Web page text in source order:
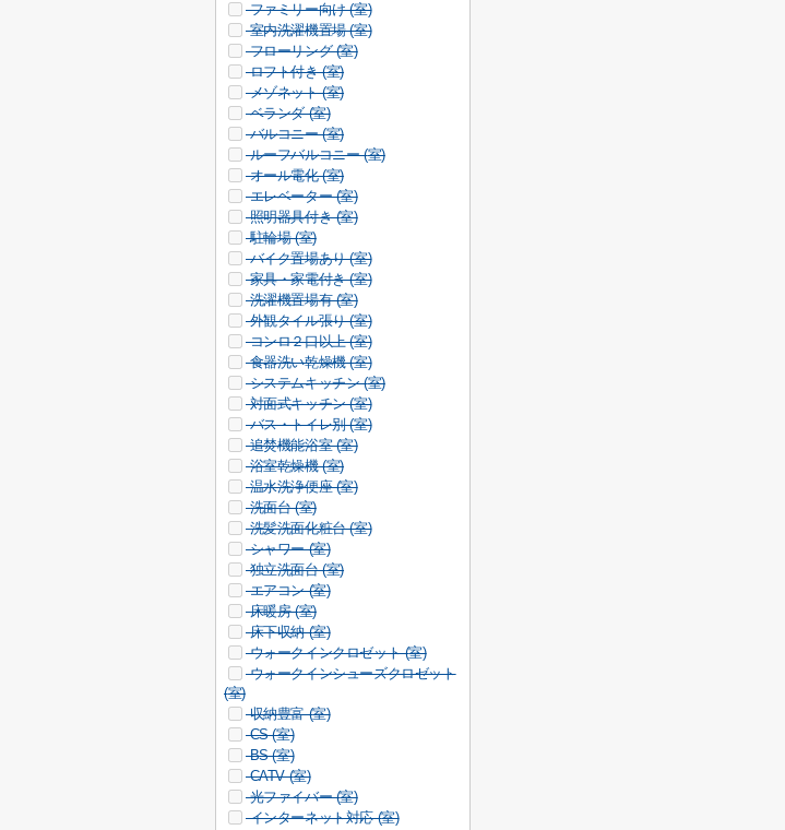
ファミリー向け (室)
室内洗濯機置場 (室)
フローリング (室)
ロフト付き (室)
メゾネット (室)
ベランダ (室)
バルコニー (室)
ルーフバルコニー (室)
オール電化 (室)
エレベーター (室)
照明器具付き (室)
駐輪場 (室)
バイク置場あり (室)
家具・家電付き (室)
洗濯機置場有 (室)
外観タイル張り (室)
コンロ２口以上 (室)
食器洗い乾燥機 (室)
システムキッチン (室)
対面式キッチン (室)
バス・トイレ別 (室)
追焚機能浴室 (室)
浴室乾燥機 (室)
温水洗浄便座 (室)
洗面台 (室)
洗髪洗面化粧台 (室)
シャワー (室)
独立洗面台 (室)
エアコン (室)
床暖房 (室)
床下収納 (室)
ウォークインクロゼット (室)
ウォークインシューズクロゼット
(室)
収納豊富 (室)
CS (室)
BS (室)
CATV (室)
光ファイバー (室)
インターネット対応 (室)